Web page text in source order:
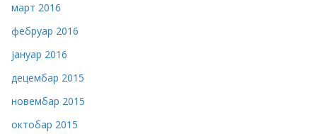
март 2016
фебруар 2016
јануар 2016
децембар 2015
новембар 2015
октобар 2015